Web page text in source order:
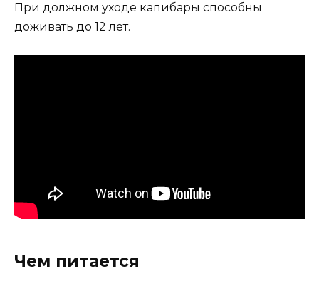
При должном уходе капибары способны
доживать до 12 лет.
Чем питается